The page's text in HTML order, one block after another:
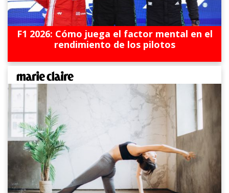
F1 2026: Cómo juega el factor mental en el
rendimiento de los pilotos